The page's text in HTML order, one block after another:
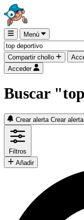
Menú
Compartir chollo
Acceder
Buscar
Crear alerta Crear
Filtros
Añadir